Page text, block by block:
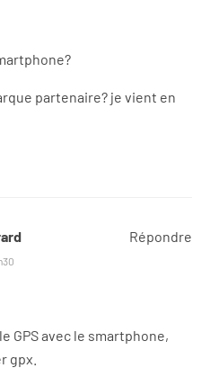
partenaire? je vient en
GPS avec le smartphone,
gpx.
Répondre